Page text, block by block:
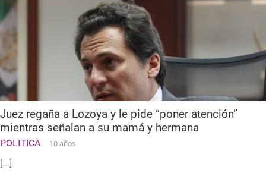
Juez regaña a Lozoya y le pide “poner atención”
mientras señalan a su mamá y hermana
POLITICA 10 años
[...]